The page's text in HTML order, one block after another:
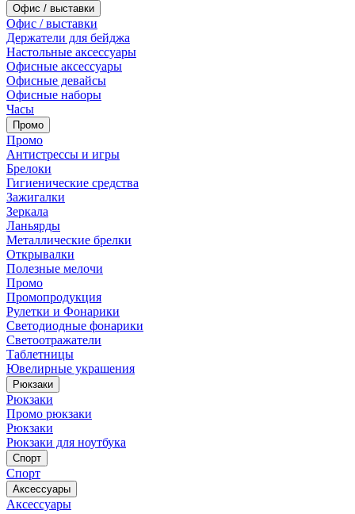
Офис / выставки
Офис / выставки
Держатели для бейджа
Настольные аксессуары
Офисные аксессуары
Офисные девайсы
Офисные наборы
Часы
Промо
Промо
Антистрессы и игры
Брелоки
Гигиенические средства
Зажигалки
Зеркала
Ланьярды
Металлические брелки
Открывалки
Полезные мелочи
Промо
Промопродукция
Рулетки и Фонарики
Светодиодные фонарики
Светоотражатели
Таблетницы
Ювелирные украшения
Рюкзаки
Рюкзаки
Промо рюкзаки
Рюкзаки
Рюкзаки для ноутбука
Спорт
Спорт
Аксессуары
Аксессуары